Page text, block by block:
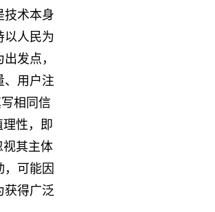
术本身
以人民为
发点，
、用户注
相同信
性，即
视其主体
可能因
获得广泛